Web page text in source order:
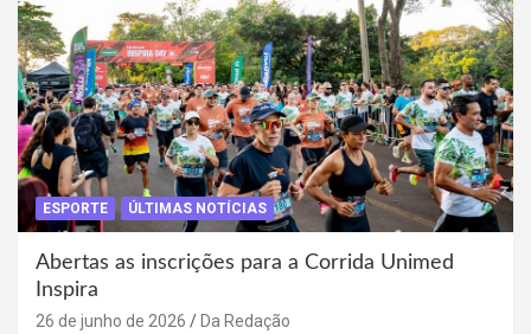
ESPORTE ÚLTIMAS NOTÍCIAS
Abertas as inscrições para a Corrida Unimed
Inspira
26 de junho de 2026 Da Redação